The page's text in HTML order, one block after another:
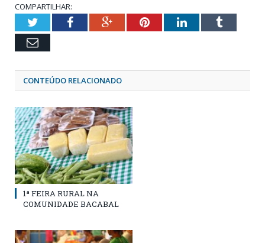
COMPARTILHAR:
TwitterFacebookGoogle+PinterestLinkedInTumblr
Email
CONTEÚDO RELACIONADO
1ª FEIRA RURAL NA
COMUNIDADE BACABAL